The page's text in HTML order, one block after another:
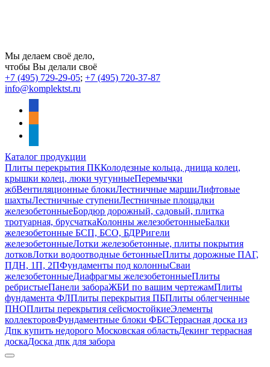
Мы делаем своё дело,
чтобы Вы делали своё
+7 (495) 729-29-05; +7 (495) 720-37-87
info@komplektst.ru
Каталог продукции
Плиты перекрытия ПККолодезные кольца, днища колец,
крышки колец, люки чугунныеПеремычки
жбВентиляционные блокиЛестничные маршиЛифтовые
шахтыЛестничные ступениЛестничные площадки
железобетонныеБордюр дорожный, садовый, плитка
тротуарная, брусчаткаКолонны железобетонныеБалки
железобетонные БСП, БСО, БДРРигели
железобетонныеЛотки железобетонные, плиты покрытия
лотковЛотки водоотводные бетонныеПлиты дорожные ПАГ,
ПДН, 1П, 2ПФундаменты под колонныСваи
железобетонныеДиафрагмы железобетонныеПлиты
ребристыеПанели забораЖБИ по вашим чертежамПлиты
фундамента ФЛПлиты перекрытия ПБПлиты облегченные
ПНОПлиты перекрытия сейсмостойкиеЭлементы
коллекторовФундаментные блоки ФБСТеррасная доска из
Дпк купить недорого Московская областьДекинг террасная
доскаДоска дпк для забора